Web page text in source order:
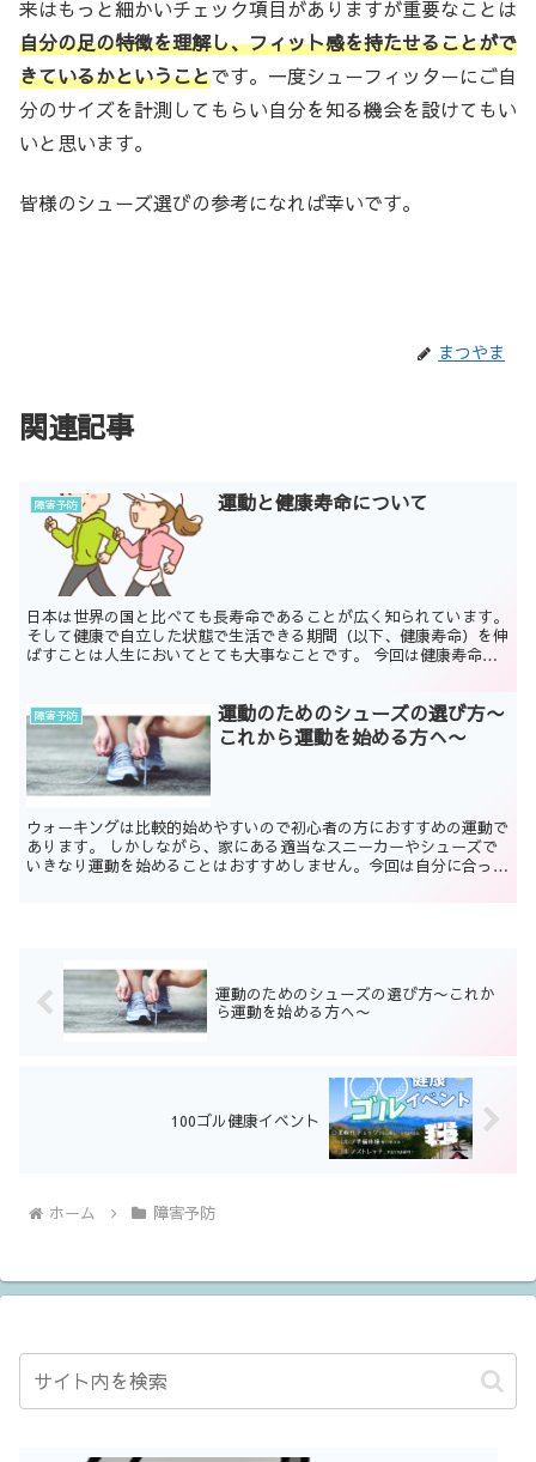
来はもっと細かいチェック項目がありますが重要なことは
自分の足の特徴を理解し、フィット感を持たせることがで
きているかということです。一度シューフィッターにご自
分のサイズを計測してもらい自分を知る機会を設けてもい
いと思います。
皆様のシューズ選びの参考になれば幸いです。
まつやま
関連記事
障害予防 運動と健康寿命について
日本は世界の国と比べても長寿命であることが広く知られています。
そして健康で自立した状態で生活できる期間（以下、健康寿命）を伸
ばすことは人生においてとても大事なことです。 今回は健康寿命を
障害予防
運動のためのシューズの選び方〜
これから運動を始める方へ〜
ウォーキングは比較的始めやすいので初心者の方におすすめの運動で
あります。 しかしながら、家にある適当なスニーカーやシューズで
いきなり運動を始めることはおすすめしません。今回は自分に合った
運動のためのシューズの選び方〜これか
ら運動を始める方へ〜
100ゴル健康イベント
ホーム 障害予防